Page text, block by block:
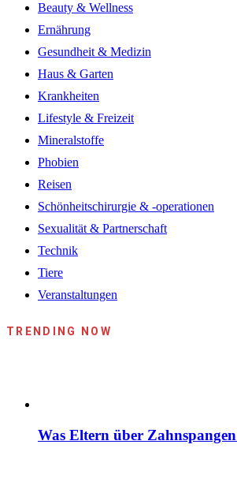
Beauty & Wellness
Ernährung
Gesundheit & Medizin
Haus & Garten
Krankheiten
Lifestyle & Freizeit
Mineralstoffe
Phobien
Reisen
Schönheitschirurgie & -operationen
Sexualität & Partnerschaft
Technik
Tiere
Veranstaltungen
TRENDING NOW
Was Eltern über